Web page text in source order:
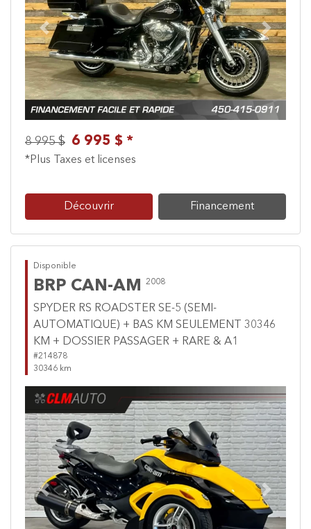
Previous Next
8 995 $ 6 995 $ *
*Plus Taxes et licenses
Découvrir Financement
Disponible
BRP CAN-AM 2008
SPYDER RS ROADSTER SE-5 (SEMI-
AUTOMATIQUE) + BAS KM SEULEMENT 30346
KM + DOSSIER PASSAGER + RARE & A1
#214878
30346 km
Previous Next